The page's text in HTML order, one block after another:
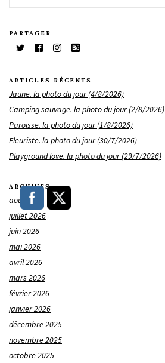
PARTAGER
ARTICLES RÉCENTS
Jaune. la photo du jour (4/8/2026)
Camping sauvage. la photo du jour (2/8/2026)
Paroisse. la photo du jour (1/8/2026)
Fleuriste. la photo du jour (30/7/2026)
Playground love. la photo du jour (29/7/2026)
ARCHIVES
août 2026
juillet 2026
juin 2026
mai 2026
avril 2026
mars 2026
février 2026
janvier 2026
décembre 2025
novembre 2025
octobre 2025